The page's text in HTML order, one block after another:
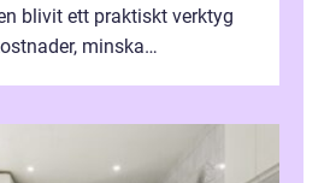
blivit ett praktiskt verktyg
minska